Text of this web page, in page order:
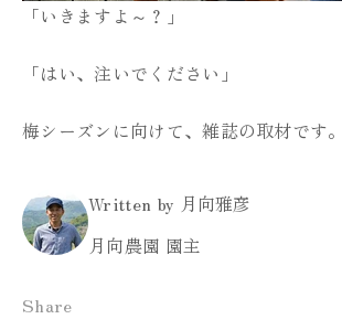
「いきますよ～？」
「はい、注いでください」
梅シーズンに向けて、雑誌の取材です。
Written by 月向雅彦
月向農園 園主
Share